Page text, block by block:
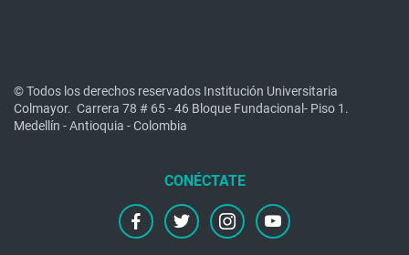
© Todos los derechos reservados Institución Universitaria
Colmayor. Carrera 78 # 65 - 46 Bloque Fundacional- Piso 1.
Medellín - Antioquia - Colombia